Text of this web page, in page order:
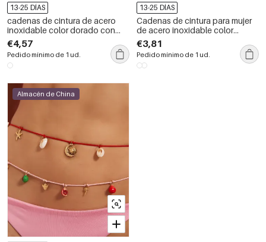
13-25 DÍAS
cadenas de cintura de acero
inoxidable color dorado con
forma de corazón estilo
€4,57
Pedido mínimo de 1 ud.
13-25 DÍAS
Cadenas de cintura para mujer
de acero inoxidable color
dorado con colgantes de
concha de la serie Beach
€3,81
Pedido mínimo de 1 ud.
Almacén de China